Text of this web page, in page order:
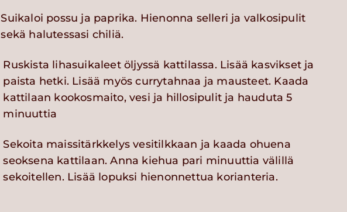
Suikaloi possu ja paprika. Hienonna selleri ja valkosipulit
sekä halutessasi chiliä.
Ruskista lihasuikaleet öljyssä kattilassa. Lisää kasvikset ja
paista hetki. Lisää myös currytahnaa ja mausteet. Kaada
kattilaan kookosmaito, vesi ja hillosipulit ja hauduta 5
minuuttia
Sekoita maissitärkkelys vesitilkkaan ja kaada ohuena
seoksena kattilaan. Anna kiehua pari minuuttia välillä
sekoitellen. Lisää lopuksi hienonnettua korianteria.